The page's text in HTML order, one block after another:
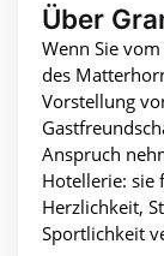
Über
Wenn Sie
des
Vorstellung
Anspruch
Hotellerie: sie
Herzlichkeit,
Sportlichkeit